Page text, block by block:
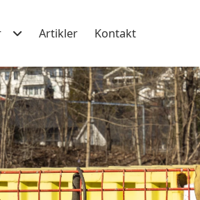
Artikler Kontakt